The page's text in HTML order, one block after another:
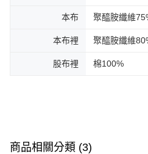
本布 聚醯胺纖維
本布裡 聚醯胺纖維
股布裡 棉100%
商品相關分類 (3)